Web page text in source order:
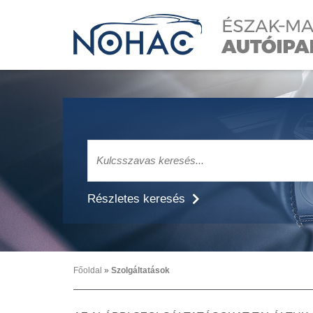
Részletes keresés
Főoldal » Szolgáltatások